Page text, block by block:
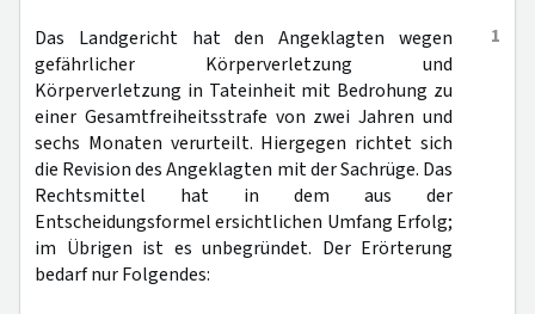
1
Das Landgericht hat den Angeklagten wegen
gefährlicher Körperverletzung und
Körperverletzung in Tateinheit mit Bedrohung zu
einer Gesamtfreiheitsstrafe von zwei Jahren und
sechs Monaten verurteilt. Hiergegen richtet sich
die Revision des Angeklagten mit der Sachrüge. Das
Rechtsmittel hat in dem aus der
Entscheidungsformel ersichtlichen Umfang Erfolg;
im Übrigen ist es unbegründet. Der Erörterung
bedarf nur Folgendes: